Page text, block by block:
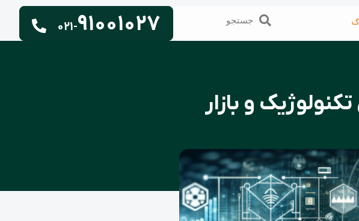
جستجوجستجو 021-91001027
و بازار